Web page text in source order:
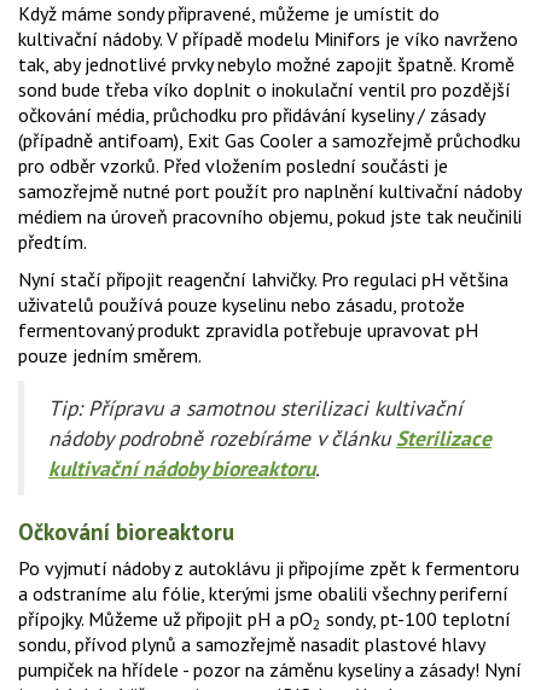
Když máme sondy připravené, můžeme je umístit do
kultivační nádoby. V případě modelu Minifors je víko navrženo
tak, aby jednotlivé prvky nebylo možné zapojit špatně. Kromě
sond bude třeba víko doplnit o inokulační ventil pro pozdější
očkování média, průchodku pro přidávání kyseliny / zásady
(případně antifoam), Exit Gas Cooler a samozřejmě průchodku
pro odběr vzorků. Před vložením poslední součásti je
samozřejmě nutné port použít pro naplnění kultivační nádoby
médiem na úroveň pracovního objemu, pokud jste tak neučinili
předtím.
Nyní stačí připojit reagenční lahvičky. Pro regulaci pH většina
uživatelů používá pouze kyselinu nebo zásadu, protože
fermentovaný produkt zpravidla potřebuje upravovat pH
pouze jedním směrem.
Tip: Přípravu a samotnou sterilizaci kultivační
nádoby podrobně rozebíráme v článkuSterilizace
kultivační nádoby bioreaktoru.
Očkování bioreaktoru
Po vyjmutí nádoby z autoklávu ji připojíme zpět k fermentoru
a odstraníme alu fólie, kterými jsme obalili všechny periferní
přípojky. Můžeme už připojit pH a pO2 sondy, pt-100 teplotní
sondu, přívod plynů a samozřejmě nasadit plastové hlavy
pumpiček na hřídele - pozor na záměnu kyseliny a zásady! Nyní